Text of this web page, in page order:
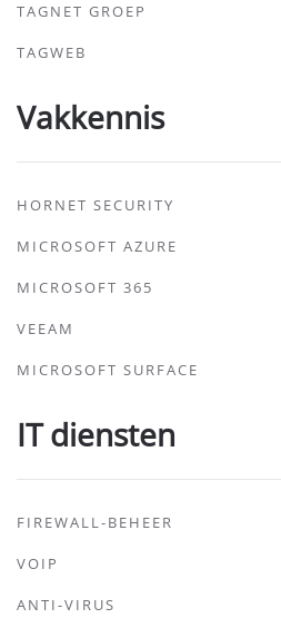
TAGNET GROEP
TAGWEB
Vakkennis
HORNET SECURITY
MICROSOFT AZURE
MICROSOFT 365
VEEAM
MICROSOFT SURFACE
IT diensten
FIREWALL-BEHEER
VOIP
ANTI-VIRUS